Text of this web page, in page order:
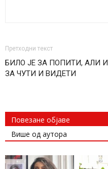
Претходни текст
БИЛО ЈЕ ЗА ПОПИТИ, АЛИ И
ЗА ЧУТИ И ВИДЕТИ
Повезане објаве
Више од аутора